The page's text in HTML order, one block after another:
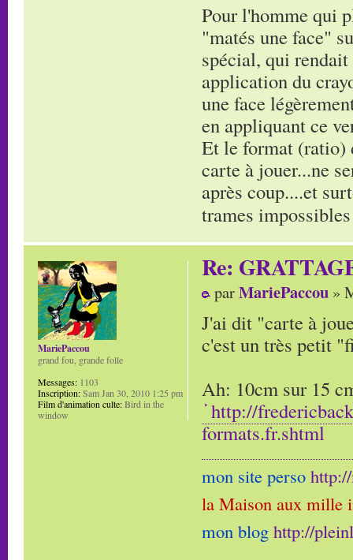
Pour l'homme qui
"matés une face"
spécial, qui
application du
une face
en appliquant ce
Et le format (ratio)
carte à jouer...ne
après coup....et
trames
Re:
parMariePaccou »
J'ai dit "carte à
c'est un très petit
Ah: 10cm sur 15
http://
formats.fr.shtml
mon site perso
la Maison aux mille
mon blog http://
MariePaccou
grand fou, grande folle
Messages: 1103
Inscription:Sam Jan 30, 2010 1:25 pm
Film d'animation culte:Bird in the
window